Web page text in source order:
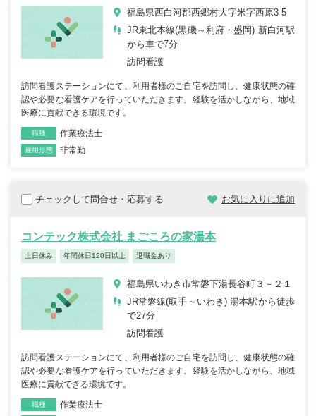
福島県西白河郡西郷村大字米字西原3-5
JR東北本線(黒磯～利府・盛岡) 新白河駅
から車で7分
訪問看護
訪問看護ステーションにて、利用者様のご自宅を訪問し、健康状態の確
認や必要な看護ケアを行っていただきます。経験を活かしながら、地域
医療に貢献できる環境です。
職種 作業療法士
雇用形態 非常勤
チェックして問合せ・応募する お気に入りに追加
コンテック株式会社 まごころの家湯本
土日休み 年間休日120日以上 退職金あり
福島県いわき市常磐下湯長谷町３－２１
JR常磐線(取手～いわき) 湯本駅から徒歩
で27分
訪問看護
訪問看護ステーションにて、利用者様のご自宅を訪問し、健康状態の確
認や必要な看護ケアを行っていただきます。経験を活かしながら、地域
医療に貢献できる環境です。
職種 作業療法士